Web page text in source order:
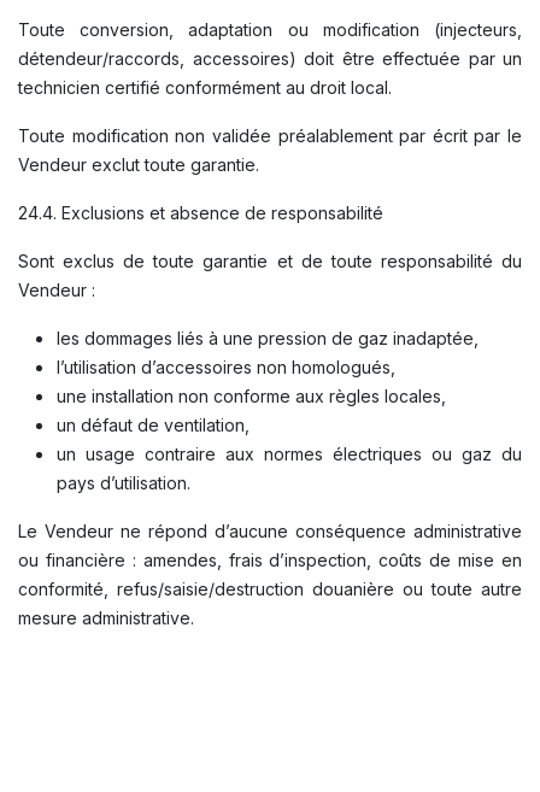
Toute conversion, adaptation ou modification (injecteurs,
détendeur/raccords, accessoires) doit être effectuée par un
technicien certifié conformément au droit local.
Toute modification non validée préalablement par écrit par le
Vendeur exclut toute garantie.
24.4. Exclusions et absence de responsabilité
Sont exclus de toute garantie et de toute responsabilité du
Vendeur :
les dommages liés à une pression de gaz inadaptée,
l’utilisation d’accessoires non homologués,
une installation non conforme aux règles locales,
un défaut de ventilation,
un usage contraire aux normes électriques ou gaz du
pays d’utilisation.
Le Vendeur ne répond d’aucune conséquence administrative
ou financière : amendes, frais d’inspection, coûts de mise en
conformité, refus/saisie/destruction douanière ou toute autre
mesure administrative.